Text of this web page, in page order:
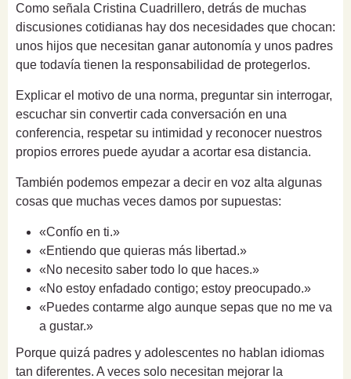
Como señala Cristina Cuadrillero, detrás de muchas
discusiones cotidianas hay dos necesidades que chocan:
unos hijos que necesitan ganar autonomía y unos padres
que todavía tienen la responsabilidad de protegerlos.
Explicar el motivo de una norma, preguntar sin interrogar,
escuchar sin convertir cada conversación en una
conferencia, respetar su intimidad y reconocer nuestros
propios errores puede ayudar a acortar esa distancia.
También podemos empezar a decir en voz alta algunas
cosas que muchas veces damos por supuestas:
«Confío en ti.»
«Entiendo que quieras más libertad.»
«No necesito saber todo lo que haces.»
«No estoy enfadado contigo; estoy preocupado.»
«Puedes contarme algo aunque sepas que no me va
a gustar.»
Porque quizá padres y adolescentes no hablan idiomas
tan diferentes. A veces solo necesitan mejorar la